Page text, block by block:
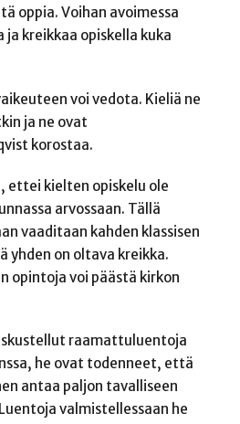
oppia. Voihan avoimessa
ja kreikkaa opiskella kuka
voi vedota. Kieliä ne
ja ne ovat
korostaa.
ettei kielten opiskelu ole
arvossaan. Tällä
vaaditaan kahden klassisen
yhden on oltava kreikka.
opintoja voi päästä kirkon
raamattuluentoja
he ovat todenneet, että
antaa paljon tavalliseen
valmistellessaan he